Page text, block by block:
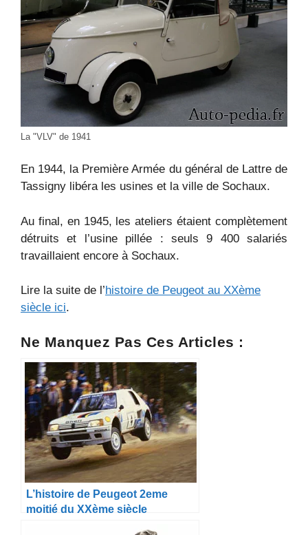
La "VLV" de 1941
En 1944, la Première Armée du général de Lattre de
Tassigny libéra les usines et la ville de Sochaux.
Au final, en 1945, les ateliers étaient complètement
détruits et l’usine pillée : seuls 9 400 salariés
travaillaient encore à Sochaux.
Lire la suite de l’histoire de Peugeot au XXème
siècle ici.
Ne Manquez Pas Ces Articles :
L’histoire de Peugeot 2eme
moitié du XXème siècle